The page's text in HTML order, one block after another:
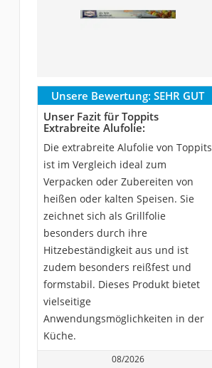
Unsere Bewertung: SEHR GUT
Unser Fazit für Toppits
Extrabreite Alufolie:
Die extrabreite Alufolie von Toppits
ist im Vergleich ideal zum
Verpacken oder Zubereiten von
heißen oder kalten Speisen. Sie
zeichnet sich als Grillfolie
besonders durch ihre
Hitzebeständigkeit aus und ist
zudem besonders reißfest und
formstabil. Dieses Produkt bietet
vielseitige
Anwendungsmöglichkeiten in der
Küche.
08/2026